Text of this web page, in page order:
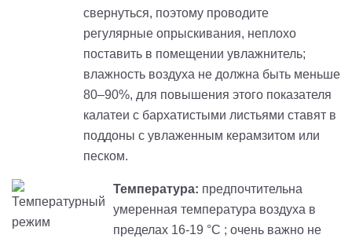
свернуться, поэтому проводите
регулярные опрыскивания, неплохо
поставить в помещении увлажнитель;
влажность воздуха не должна быть меньше
80–90%, для повышения этого показателя
калатеи с бархатистыми листьями ставят в
поддоны с увлаженным керамзитом или
песком.
Температура: предпочтительна
умеренная температура воздуха в
пределах 16-19 °C ; очень важно не